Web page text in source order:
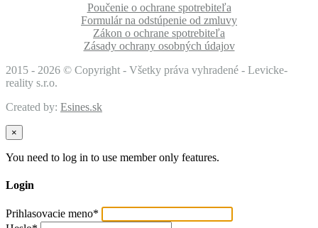
Poučenie o ochrane spotrebiteľa
Formulár na odstúpenie od zmluvy
Zákon o ochrane spotrebiteľa
Zásady ochrany osobných údajov
2015 - 2026 © Copyright - Všetky práva vyhradené - Levicke-
reality s.r.o.
Created by: Esines.sk
×
You need to log in to use member only features.
Login
Prihlasovacie meno*